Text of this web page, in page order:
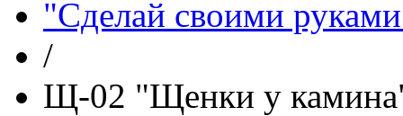
"Сделай своими
/
Щ-02 "Щенки у